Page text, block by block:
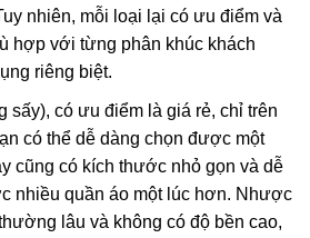
nhiên, mỗi loại lại có ưu điểm và
hợp với từng phân khúc khách
riêng biệt.
sấy), có ưu điểm là giá rẻ, chỉ trên
có thể dễ dàng chọn được một
cũng có kích thước nhỏ gọn và dễ
nhiều quần áo một lúc hơn. Nhược
lâu và không có độ bền cao,